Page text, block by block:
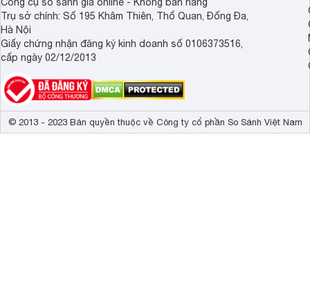
Công cụ so sánh giá online - Không bán hàng
Trụ sở chính: Số 195 Khâm Thiên, Thổ Quan, Đống Đa,
Hà Nội
Giấy chứng nhận đăng ký kinh doanh số 0106373516,
cấp ngày 02/12/2013
© 2013 - 2023 Bản quyền thuộc về Công ty cổ phần So Sánh Việt Nam